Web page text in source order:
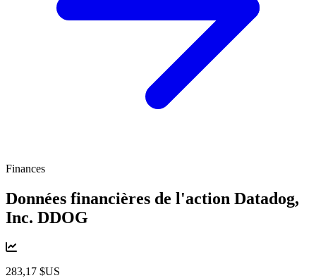
Finances
Données financières de l'action Datadog,
Inc. DDOG
283,17 $US